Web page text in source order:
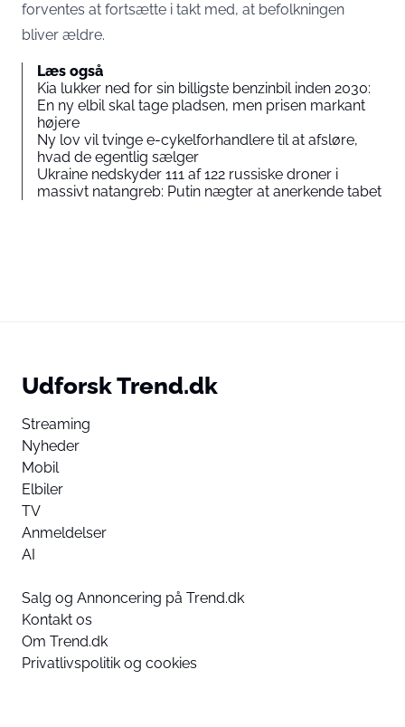
forventes at fortsætte i takt med, at befolkningen
bliver ældre.
Læs også
Kia lukker ned for sin billigste benzinbil inden 2030:
En ny elbil skal tage pladsen, men prisen markant
højere
Ny lov vil tvinge e-cykelforhandlere til at afsløre,
hvad de egentlig sælger
Ukraine nedskyder 111 af 122 russiske droner i
massivt natangreb: Putin nægter at anerkende tabet
Udforsk Trend.dk
Streaming
Nyheder
Mobil
Elbiler
TV
Anmeldelser
AI
Salg og Annoncering på Trend.dk
Kontakt os
Om Trend.dk
Privatlivspolitik og cookies